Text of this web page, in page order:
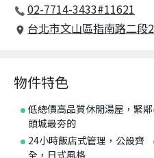
02-7714-3433#11621
台北市文山區指南路二段
物件特色
低總價高品質休閒湯屋，緊鄰
頭城最夯的
24小時飯店式管理，公設齊
全，日式風格